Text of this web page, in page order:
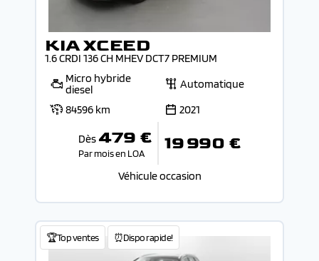
KIA XCEED
1.6 CRDI 136 CH MHEV DCT7 PREMIUM
Micro hybride
diesel
Automatique
84596 km
2021
Dès 479 €
Par mois en LOA 19 990 €
Véhicule occasion
🏆Top ventes ⏰Dispo rapide!